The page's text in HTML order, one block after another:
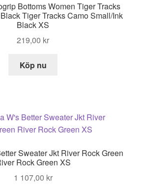
Bottoms Women Tiger Tracks
Tiger Tracks Camo Small/Ink
Black XS
219,00 kr
Köp nu
Sweater Jkt River Rock Green
Rock Green XS
1 107,00 kr